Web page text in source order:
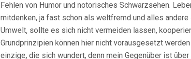
Fehlen von Humor und notorisches Schwarzsehen.
mitdenken, ja fast schon als weltfremd und alles
Umwelt, sollte es sich nicht vermeiden lassen,
Grundprinzipien können hier nicht vorausgesetzt
einzige, die sich wundert, denn mein Gegenüber ist